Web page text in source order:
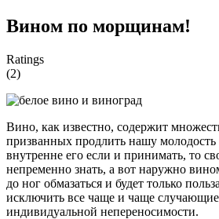
Вином по морщинам!
Ratings
(2)
Вино, как известно, содержит
призванных продлить нашу молодость
внутренне его если и принимать, то
непременно знать, а вот наружно
до ног обмазаться и будет только
исключить все чаще и чаще
индивидуальной непереносимости.